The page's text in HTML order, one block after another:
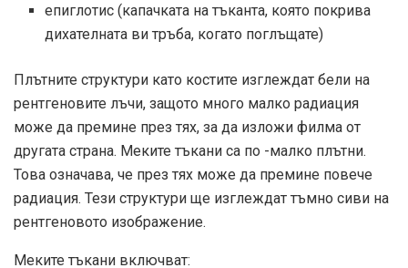
епиглотис (капачката на тъканта, която покрива
дихателната ви тръба, когато поглъщате)
Плътните структури като костите изглеждат бели на
рентгеновите лъчи, защото много малко радиация
може да премине през тях, за да изложи филма от
другата страна. Меките тъкани са по -малко плътни.
Това означава, че през тях може да премине повече
радиация. Тези структури ще изглеждат тъмно сиви на
рентгеновото изображение.
Меките тъкани включват: